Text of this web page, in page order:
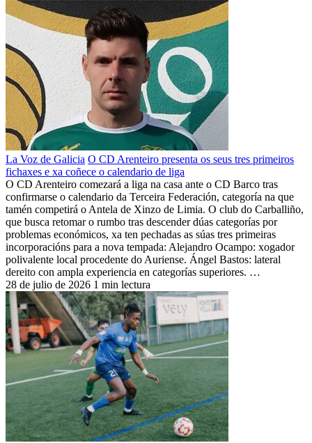
La Voz de Galicia O CD Arenteiro presenta os seus tres primeiros
fichaxes e xa coñece o calendario de liga
O CD Arenteiro comezará a liga na casa ante o CD Barco tras
confirmarse o calendario da Terceira Federación, categoría na que
tamén competirá o Antela de Xinzo de Limia. O club do Carballiño,
que busca retomar o rumbo tras descender dúas categorías por
problemas económicos, xa ten pechadas as súas tres primeiras
incorporacións para a nova tempada: Alejandro Ocampo: xogador
polivalente local procedente do Auriense. Ángel Bastos: lateral
dereito con ampla experiencia en categorías superiores. …
28 de julio de 2026 1 min lectura